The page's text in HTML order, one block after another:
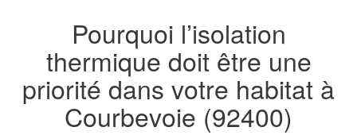
Pourquoi l’isolation
thermique doit être une
priorité dans votre habitat à
Courbevoie (92400)